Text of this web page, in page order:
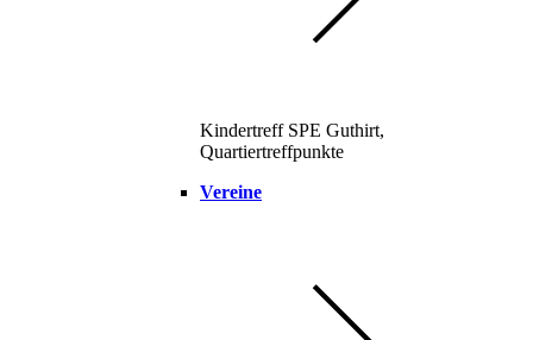
Kindertreff SPE Guthirt,
Quartiertreffpunkte
Vereine